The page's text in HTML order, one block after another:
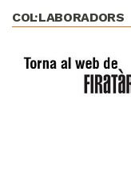
COL·LABORADORS